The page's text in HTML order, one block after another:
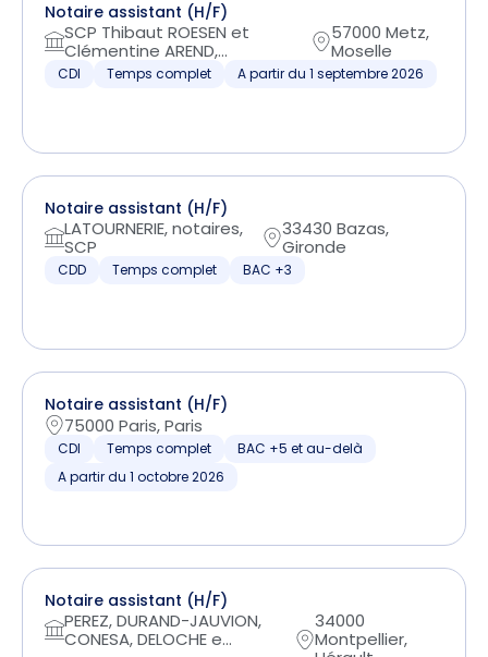
Notaire assistant (H/F)
SCP Thibaut ROESEN et
Clémentine AREND,...
57000 Metz,
Moselle
CDI Temps complet A partir du 1 septembre 2026
Notaire assistant (H/F)
LATOURNERIE, notaires,
SCP
33430 Bazas,
Gironde
CDD Temps complet BAC +3
Notaire assistant (H/F)
75000 Paris, Paris
CDI Temps complet
BAC +5 et au-delà
A partir du 1 octobre 2026
Notaire assistant (H/F)
PEREZ, DURAND-JAUVION,
CONESA, DELOCHE e...
34000
Montpellier,